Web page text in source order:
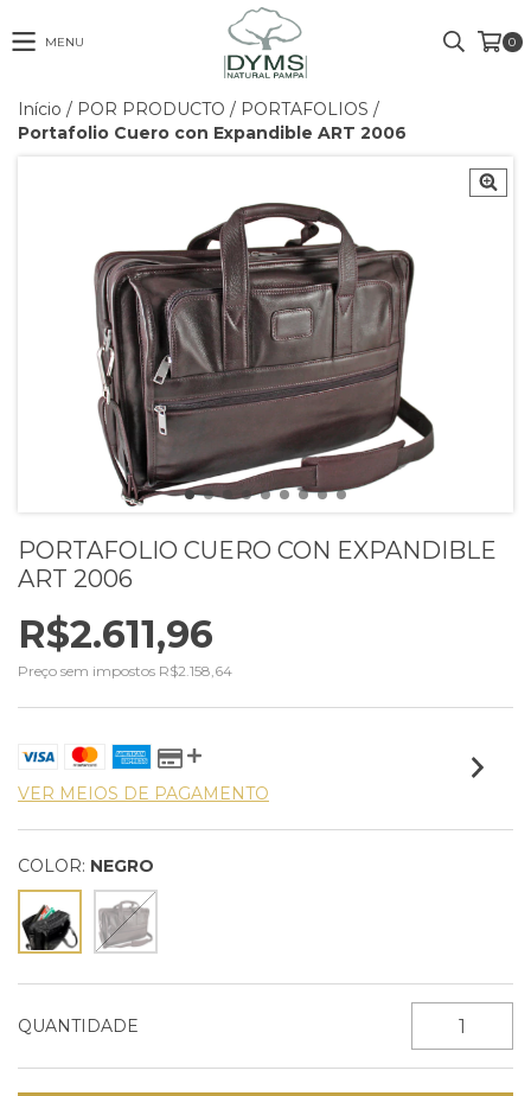
MENU 0
Início / POR PRODUCTO / PORTAFOLIOS /
Portafolio Cuero con Expandible ART 2006
PORTAFOLIO CUERO CON EXPANDIBLE
ART 2006
R$2.611,96
Preço sem impostos R$2.158,64
VER MEIOS DE PAGAMENTO
COLOR: NEGRO
QUANTIDADE